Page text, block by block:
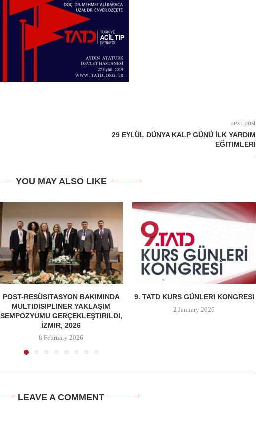
next post
29 EYLÜL DÜNYA KALP GÜNÜ İLK YARDIM
EĞITIMLERI
YOU MAY ALSO LIKE
POST-RESÜSITASYON BAKIMINDA
MULTIDISIPLINER YAKLAŞIM
SEMPOZYUMU GERÇEKLEŞTIRILDI,
İZMIR, 2026
8 February 2026
9. TATD KURS GÜNLERI KONGRESI
2 January 2026
LEAVE A COMMENT